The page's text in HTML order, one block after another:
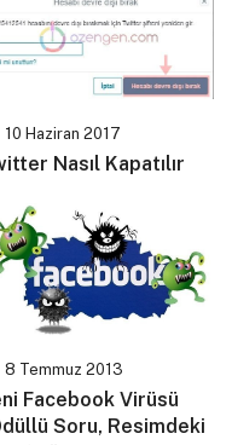
10 Haziran 2017
Nasıl Kapatılır
8 Temmuz 2013
Facebook Virüsü
Soru, Resimdeki